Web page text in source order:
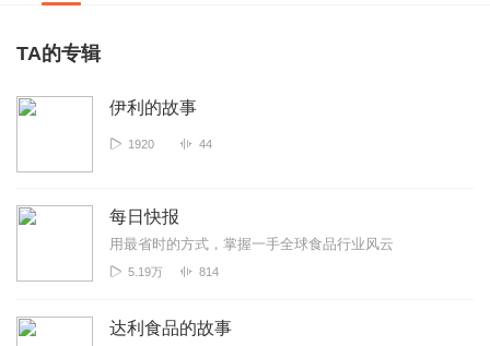
TA的专辑
伊利的故事
1920 44
每日快报
用最省时的方式，掌握一手全球食品行业风云
5.19万 814
达利食品的故事